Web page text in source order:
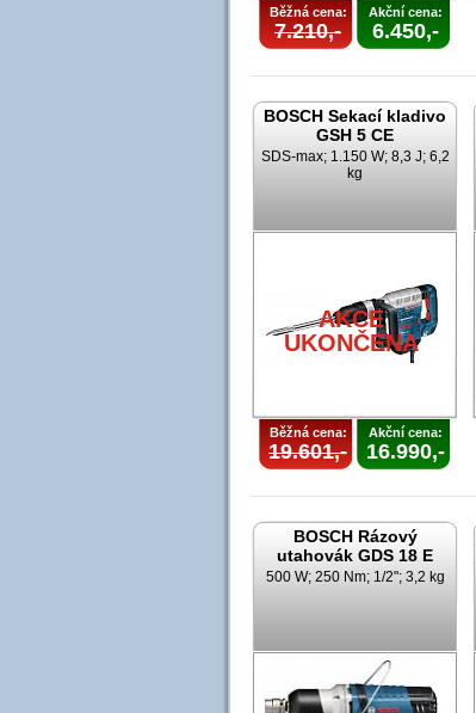
Běžná cena:
7.210,-
Akční cena:
6.450,-
BOSCH Sekací kladivo
GSH 5 CE
SDS-max; 1.150 W; 8,3 J; 6,2
kg
AKCE
UKONČENA
Běžná cena:
19.601,-
Akční cena:
16.990,-
BOSCH Rázový
utahovák GDS 18 E
500 W; 250 Nm; 1/2"; 3,2 kg